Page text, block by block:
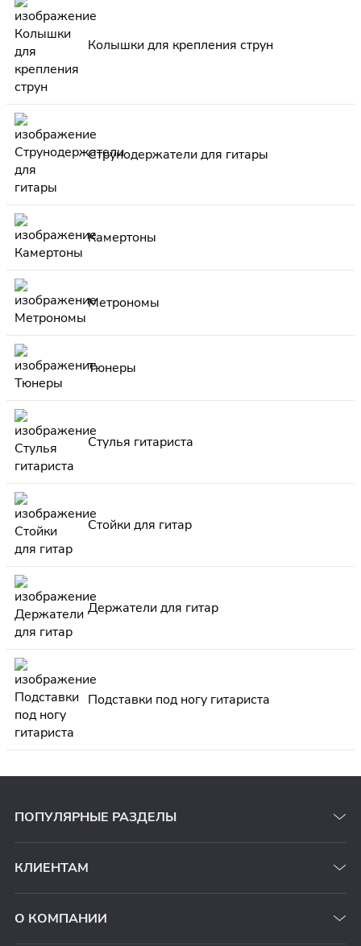
Колышки для крепления струн
Струнодержатели для гитары
Камертоны
Метрономы
Тюнеры
Стулья гитариста
Стойки для гитар
Держатели для гитар
Подставки под ногу гитариста
ПОПУЛЯРНЫЕ РАЗДЕЛЫ
КЛИЕНТАМ
О КОМПАНИИ